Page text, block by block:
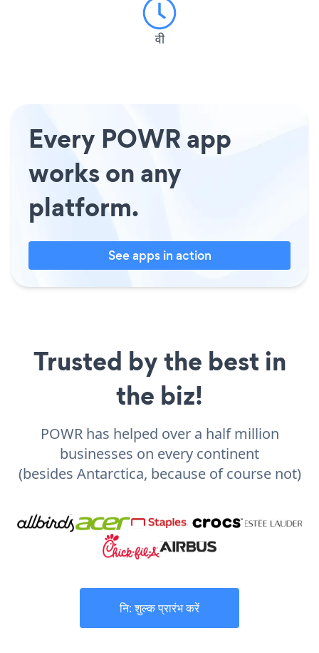
वी
Every POWR app
works on any
platform.
See apps in action
Trusted by the best in
the biz!
POWR has helped over a half million
businesses on every continent
(besides Antarctica, because of course not)
नि: शुल्क प्रारंभ करें